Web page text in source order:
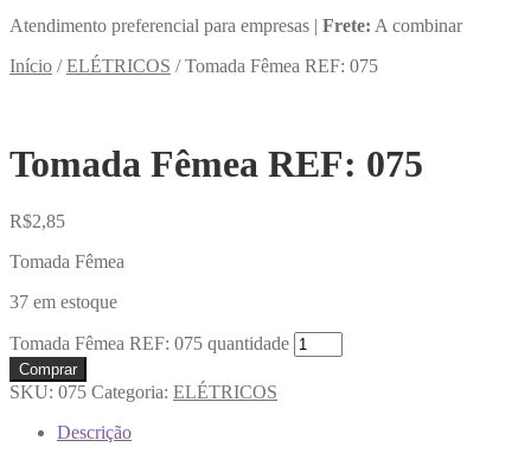
Atendimento preferencial para empresas | Frete: A combinar
Início /ELÉTRICOS /Tomada Fêmea REF: 075
Tomada Fêmea REF: 075
R$2,85
Tomada Fêmea
37 em estoque
Tomada Fêmea REF: 075 quantidade
Comprar
SKU: 075 Categoria: ELÉTRICOS
Descrição